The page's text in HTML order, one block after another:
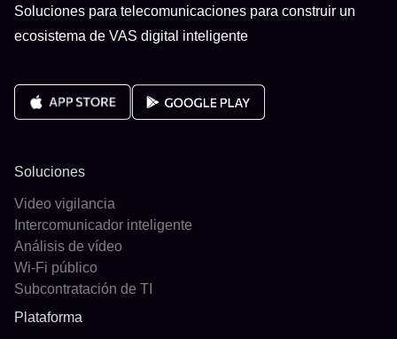
Soluciones para telecomunicaciones para construir un
ecosistema de VAS digital inteligente
Soluciones
Video vigilancia
Intercomunicador inteligente
Análisis de vídeo
Wi-Fi público
Subcontratación de TI
Plataforma